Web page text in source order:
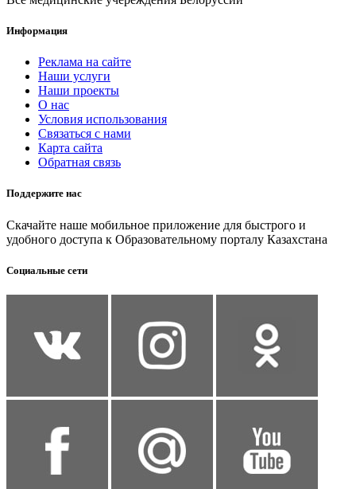
Информация
Реклама на сайте
Наши услуги
Наши проекты
О нас
Условия использования
Связаться с нами
Карта сайта
Обратная связь
Поддержите нас
Скачайте наше мобильное приложение для быстрого и
удобного доступа к Образовательному порталу Казахстана
Социальные сети